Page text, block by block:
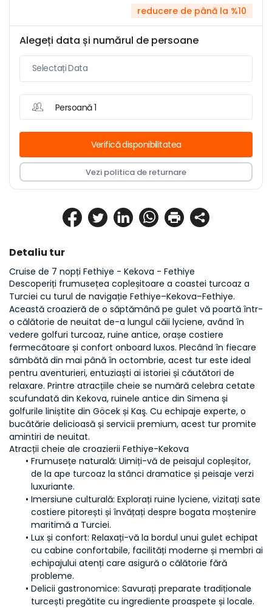
Detaliu tur
Cruise de 7 nopți Fethiye - Kekova - Fethiye
Descoperiți frumusețea copleșitoare a coastei turcoaz a
Turciei cu turul de navigație Fethiye–Kekova–Fethiye.
Această croazieră de o săptămână pe gulet vă poartă într-
o călătorie de neuitat de-a lungul căii lyciene, având în
vedere golfuri turcoaz, ruine antice, orașe costiere
fermecătoare și confort onboard luxos. Plecând în fiecare
sâmbătă din mai până în octombrie, acest tur este ideal
pentru aventurieri, entuziaști ai istoriei și căutători de
relaxare. Printre atracțiile cheie se numără celebra cetate
scufundată din Kekova, ruinele antice din Simena și
golfurile liniștite din Göcek și Kaş. Cu echipaje experte, o
bucătărie delicioasă și servicii premium, acest tur promite
amintiri de neuitat.
Atracții cheie ale croazierii Fethiye-Kekova
Frumusețe naturală: Uimiți-vă de peisajul copleșitor,
de la ape turcoaz la stânci dramatice și peisaje verzi
luxuriante.
Imersiune culturală: Explorați ruine lyciene, vizitați sate
costiere pitorești și învățați despre bogata moștenire
maritimă a Turciei.
Lux și confort: Relaxați-vă la bordul unui gulet echipat
cu cabine confortabile, facilități moderne și membri ai
echipajului atenți care asigură o călătorie fără
probleme.
Delicii gastronomice: Savurați preparate tradiționale
turcești pregătite cu ingrediente proaspete și locale.
reducere de până la %10
Alegeți data și numărul de persoane
Persoană 1
Verifică disponibilitatea
Vezi politica de returnare